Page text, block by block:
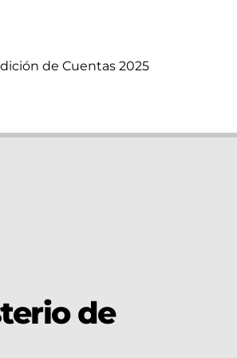
de Cuentas 2025
de